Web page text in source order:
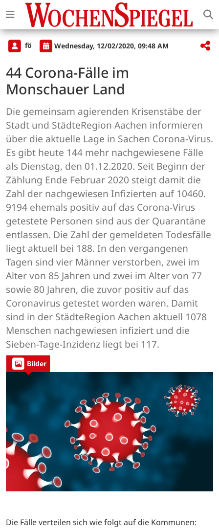
fö Wednesday, 12/02/2020, 09:48 AM
44 Corona-Fälle im
Monschauer Land
Die gemeinsam agierenden Krisenstäbe der
Stadt und StädteRegion Aachen informieren
über die aktuelle Lage in Sachen Corona-Virus.
Es gibt heute 144 mehr nachgewiesene Fälle
als Dienstag, den 01.12.2020. Seit Beginn der
Zählung Ende Februar 2020 steigt damit die
Zahl der nachgewiesen Infizierten auf 10460.
9194 ehemals positiv auf das Corona-Virus
getestete Personen sind aus der Quarantäne
entlassen. Die Zahl der gemeldeten Todesfälle
liegt aktuell bei 188. In den vergangenen
Tagen sind vier Männer verstorben, zwei im
Alter von 85 Jahren und zwei im Alter von 77
sowie 80 Jahren, die zuvor positiv auf das
Coronavirus getestet worden waren. Damit
sind in der StädteRegion Aachen aktuell 1078
Menschen nachgewiesen infiziert und die
Sieben-Tage-Inzidenz liegt bei 117.
Bilder
Die Fälle verteilen sich wie folgt auf die Kommunen: